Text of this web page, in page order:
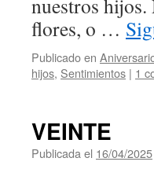
nuestros hijos.
flores, o …
Publicado en
hijos, Sentimientos | 1
VEINTE
Publicada el 16/04/2025